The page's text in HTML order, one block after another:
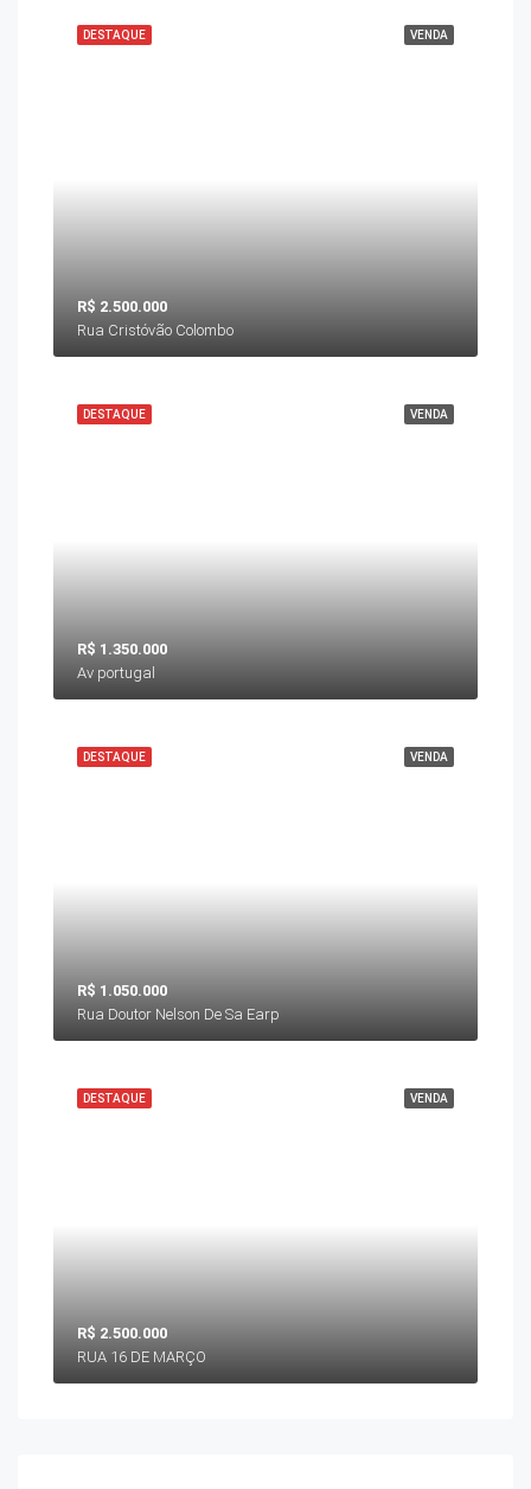
VENDA
DESTAQUE
R$ 2.500.000
Rua Cristóvão Colombo
VENDA
DESTAQUE
R$ 1.350.000
Av portugal
VENDA
DESTAQUE
R$ 1.050.000
Rua Doutor Nelson De Sa Earp
VENDA
DESTAQUE
R$ 2.500.000
RUA 16 DE MARÇO